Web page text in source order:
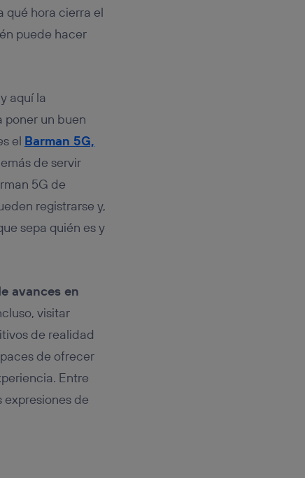
qué hora cierra el
puede hacer
aquí la
poner un buen
el Barman 5G,
de servir
5G de
registrarse y,
sepa quién es y
avances en
visitar
de realidad
de ofrecer
Entre
de